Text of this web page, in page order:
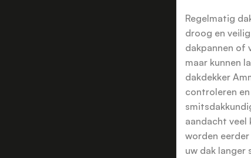
Regelmatig
droog en
dakpannen of
maar kunnen
dakdekker
controleren
aandacht veel
worden
uw dak